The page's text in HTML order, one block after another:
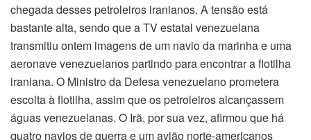
chegada desses petroleiros iranianos. A tensão está
bastante alta, sendo que a TV estatal venezuelana
transmitiu ontem imagens de um navio da marinha e uma
aeronave venezuelanos partindo para encontrar a flotilha
iraniana. O Ministro da Defesa venezuelano prometera
escolta à flotilha, assim que os petroleiros alcançassem
águas venezuelanas. O Irã, por sua vez, afirmou que há
quatro navios de guerra e um avião norte-americanos